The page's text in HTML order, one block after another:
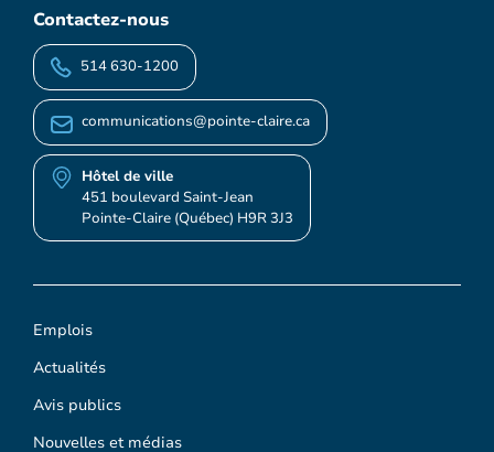
Emplois
Actualités
Avis publics
Nouvelles et médias
Contactez-nous
514 630-1200
communications@pointe-claire.ca
Hôtel de ville
451 boulevard Saint-Jean
Pointe-Claire (Québec) H9R 3J3